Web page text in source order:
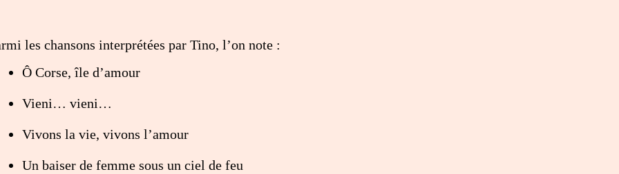
les chansons interprétées par Tino, l’on note :
Ô Corse, île d’amour
Vieni… vieni…
Vivons la vie, vivons l’amour
Un baiser de femme sous un ciel de feu